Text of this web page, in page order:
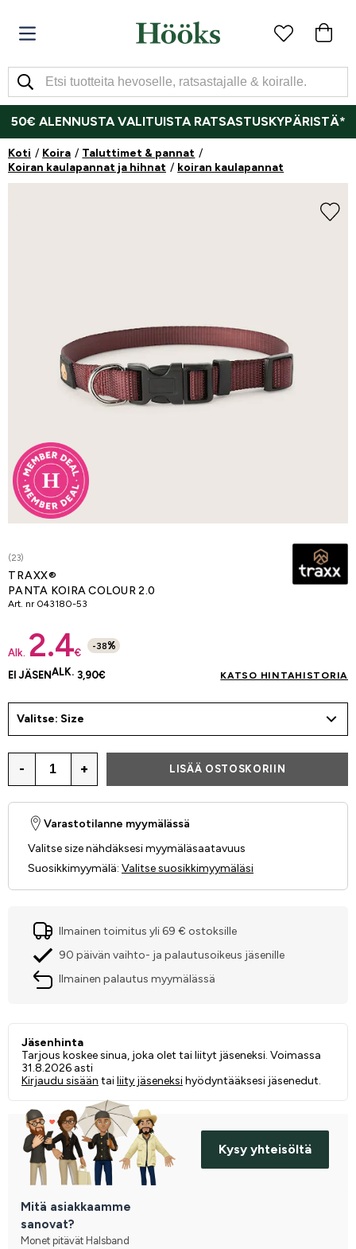
50€ ALENNUSTA VALITUISTA RATSASTUSKYPÄRISTÄ*
Koti Koira
Taluttimet & pannat
Koiran kaulapannat ja hihnat
koiran kaulapannat
(23)
TRAXX®
PANTA KOIRA COLOUR 2.0
Art. nr 043180-53
Alk. 2.4€
-38%
EI JÄSENALK. 3,90€ KATSO HINTAHISTORIA
Valitse: Size
- + LISÄÄ OSTOSKORIIN
Varastotilanne myymälässä
Valitse size nähdäksesi myymäläsaatavuus
Suosikkimyymälä: Valitse suosikkimyymäläsi
Ilmainen toimitus yli 69 € ostoksille
90 päivän vaihto- ja palautusoikeus jäsenille
Ilmainen palautus myymälässä
Jäsenhinta
Tarjous koskee sinua, joka olet tai liityt jäseneksi. Voimassa
31.8.2026 asti
Kirjaudu sisään tailiity jäseneksihyödyntääksesi jäsenedut.
Kysy yhteisöltä
Mitä asiakkaamme
sanovat?
Monet pitävät Halsband